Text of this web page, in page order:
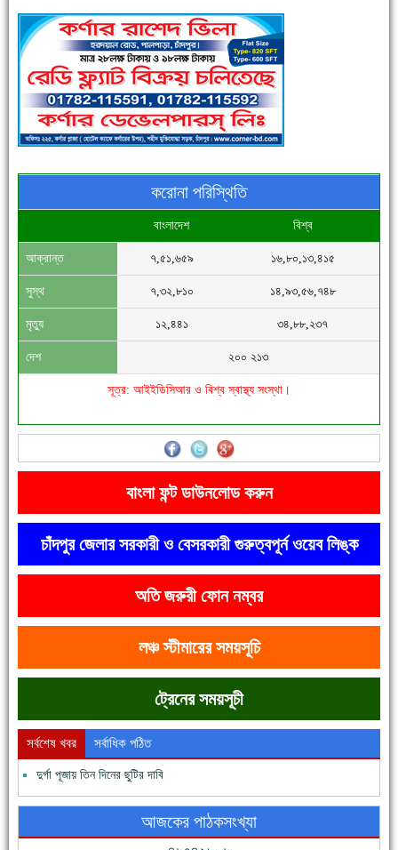
পুলিশ সদস্যদের জন্যে এসপির মৌসুমি ফল উপহার
সিগমা ওয়েল ইন্ডাস্ট্রির মেকানিক ও গ্রাহক সভা
'বাংলা সাহিত্যানুরাগীরা তাঁর অবদানকে চিরকাল স্মরণ করবে'
দেশে রাস্তাঘাটসহ অনেক কিছুই হয়েছে, বাড়েনি কর্মসংস্থান
ফরিদগঞ্জের ভূমিহীন ২০ পরিবার আজ নিজের পাকা ঘরে উঠছে
করোনা পরিস্থিতি
বাংলাদেশ বিশ্ব
আক্রান্ত ৭,৫১,৬৫৯ ১৬,৮০,১৩,৪১৫
সুস্থ ৭,৩২,৮১০ ১৪,৯৩,৫৬,৭৪৮
মৃত্যু ১২,৪৪১ ৩৪,৮৮,২৩৭
দেশ ২০০ ২১৩
সূত্র: আইইডিসিআর ও বিশ্ব স্বাস্থ্য সংস্থা।
বাংলা ফন্ট ডাউনলোড করুন
চাঁদপুর জেলার সরকারী ও বেসরকারী গুরুত্বপূর্ন ওয়েব লিঙ্ক
অতি জরুরী ফোন নম্বর
লঞ্চ স্টীমারের সময়সূচি
ট্রেনের সময়সূচী
সর্বশেষ খবর সর্বাধিক পঠিত
দুর্গা পূজায় তিন দিনের ছুটির দাবি
আজকের পাঠকসংখ্যা